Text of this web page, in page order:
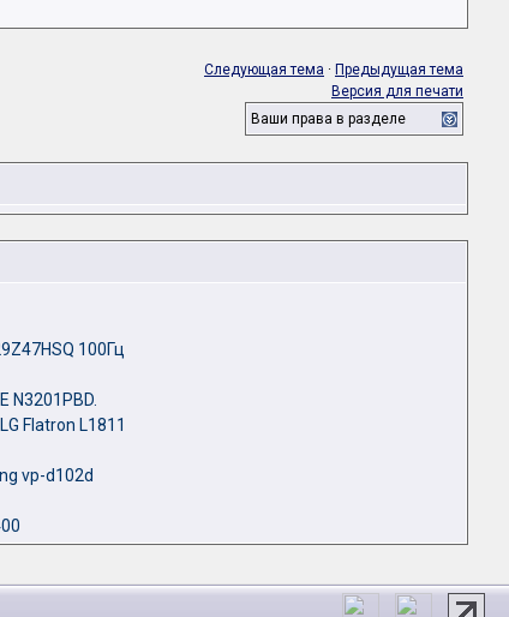
Следующая тема · Предыдущая тема
Версия для печати
Ваши права в разделе
100Гц
N3201PBD.
Flatron L1811
vp-d102d